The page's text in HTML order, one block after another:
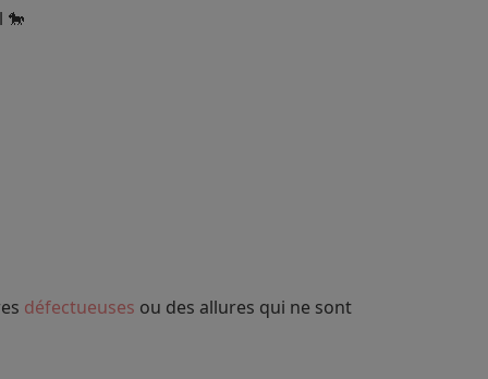
🐎
défectueuses ou des allures qui ne sont